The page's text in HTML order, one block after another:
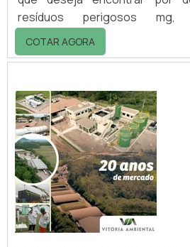
resíduos perigosos mg,
encontrar no website da
Realizando uma cotação
descobrindo a melhor
qualidade do mercado.Quando
descarte de resíduos perigosos
equipe da Vitória Ambiental
proteção com comp...
COTAR AGORA